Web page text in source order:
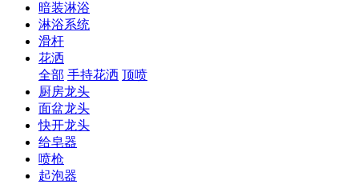
暗装淋浴
淋浴系统
滑杆
花洒
全部 手持花洒 顶喷
厨房龙头
面盆龙头
快开龙头
给皂器
喷枪
起泡器